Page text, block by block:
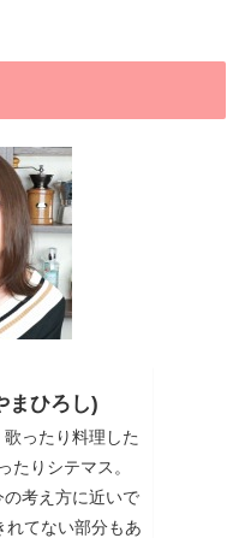
まひろし)
ったり料理した
たりシテマス。
考え方に近いで
れてない部分もあ